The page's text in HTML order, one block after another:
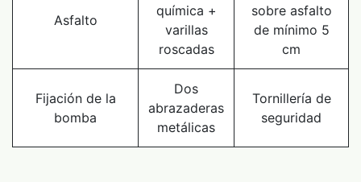
Asfalto
química +
varillas
roscadas
sobre asfalto
de mínimo 5
cm
Fijación de la
bomba
Dos
abrazaderas
metálicas
Tornillería de
seguridad